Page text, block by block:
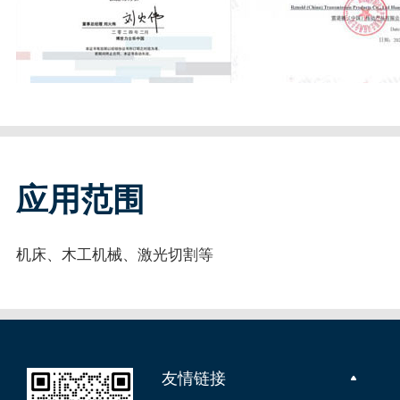
应用范围
机床、木工机械、激光切割等
友情链接